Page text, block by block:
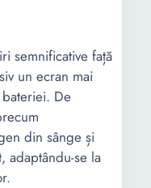
semnificative față
un ecran mai
De
din sânge și
adaptându-se la